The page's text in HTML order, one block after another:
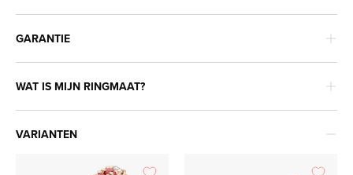
GARANTIE
WAT IS MIJN RINGMAAT?
VARIANTEN